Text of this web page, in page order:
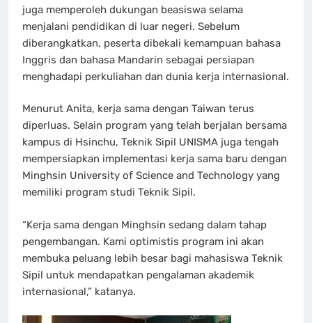
juga memperoleh dukungan beasiswa selama
menjalani pendidikan di luar negeri. Sebelum
diberangkatkan, peserta dibekali kemampuan bahasa
Inggris dan bahasa Mandarin sebagai persiapan
menghadapi perkuliahan dan dunia kerja internasional.
Menurut Anita, kerja sama dengan Taiwan terus
diperluas. Selain program yang telah berjalan bersama
kampus di Hsinchu, Teknik Sipil UNISMA juga tengah
mempersiapkan implementasi kerja sama baru dengan
Minghsin University of Science and Technology yang
memiliki program studi Teknik Sipil.
“Kerja sama dengan Minghsin sedang dalam tahap
pengembangan. Kami optimistis program ini akan
membuka peluang lebih besar bagi mahasiswa Teknik
Sipil untuk mendapatkan pengalaman akademik
internasional,” katanya.